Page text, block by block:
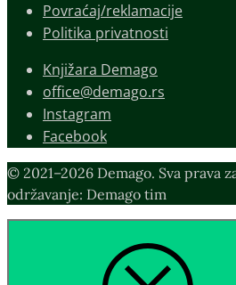
Povraćaj/reklamacije
Politika privatnosti
Knjižara Demago
office@demago.rs
Instagram
Facebook
© 2021–2026 Demago. Sva prava
održavanje: Demago tim